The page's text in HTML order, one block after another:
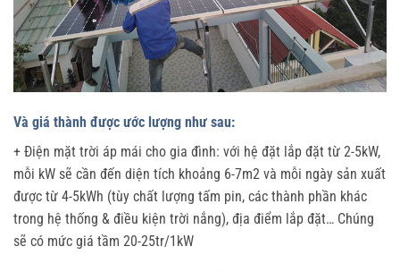
Và giá thành được ước lượng như sau:
+ Điện mặt trời áp mái cho gia đình: với hệ đặt lắp đặt từ 2-5kW,
mỗi kW sẽ cần đến diện tích khoảng 6-7m2 và mỗi ngày sản xuất
được từ 4-5kWh (tùy chất lượng tấm pin, các thành phần khác
trong hệ thống & điều kiện trời nắng), địa điểm lắp đặt… Chúng
sẽ có mức giá tầm 20-25tr/1kW